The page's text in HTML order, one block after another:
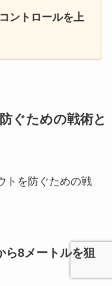
ントロールを上
ぐための戦術と
トを防ぐための戦
ら8メートルを狙